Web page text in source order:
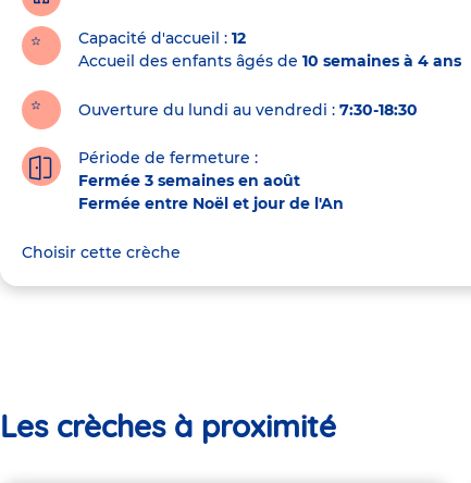
Capacité d'accueil
12
Accueil des enfants âgés de 10 semaines à 4 ans
Ouverture du lundi au vendredi : 7:30-18:30
Période de fermeture :
Fermée 3 semaines en août
Fermée entre Noël et jour de l'An
Choisir cette crèche
Les crèches à proximité